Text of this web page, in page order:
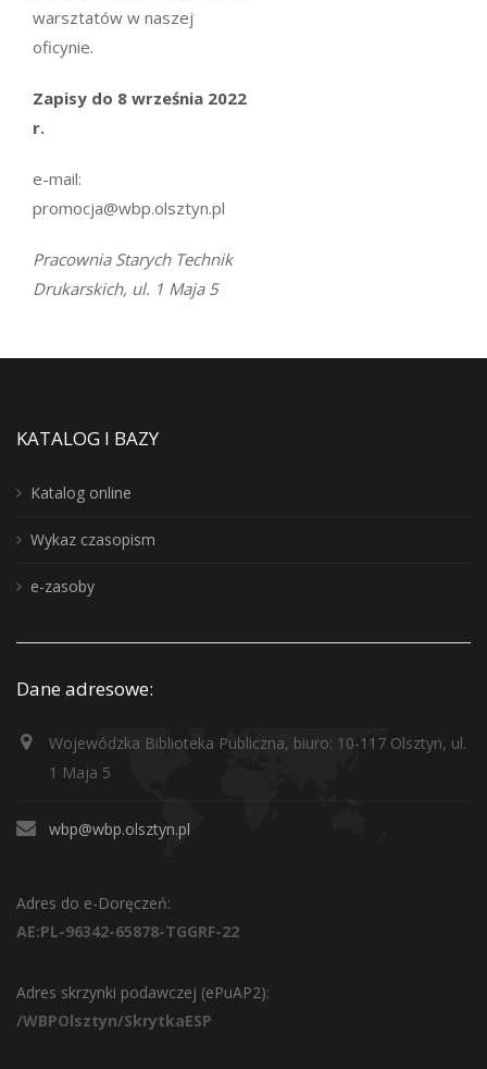
warsztatów w naszej
oficynie.
Zapisy do 8 września 2022
r.
e-mail:
promocja@wbp.olsztyn.pl
Pracownia Starych Technik
Drukarskich, ul. 1 Maja 5
KATALOG I BAZY
Katalog online
Wykaz czasopism
e-zasoby
Dane adresowe:
Wojewódzka Biblioteka Publiczna, biuro: 10-117 Olsztyn, ul.
1 Maja 5
wbp@wbp.olsztyn.pl
Adres do e-Doręczeń:
AE:PL-96342-65878-TGGRF-22
Adres skrzynki podawczej (ePuAP2):
/WBPOlsztyn/SkrytkaESP